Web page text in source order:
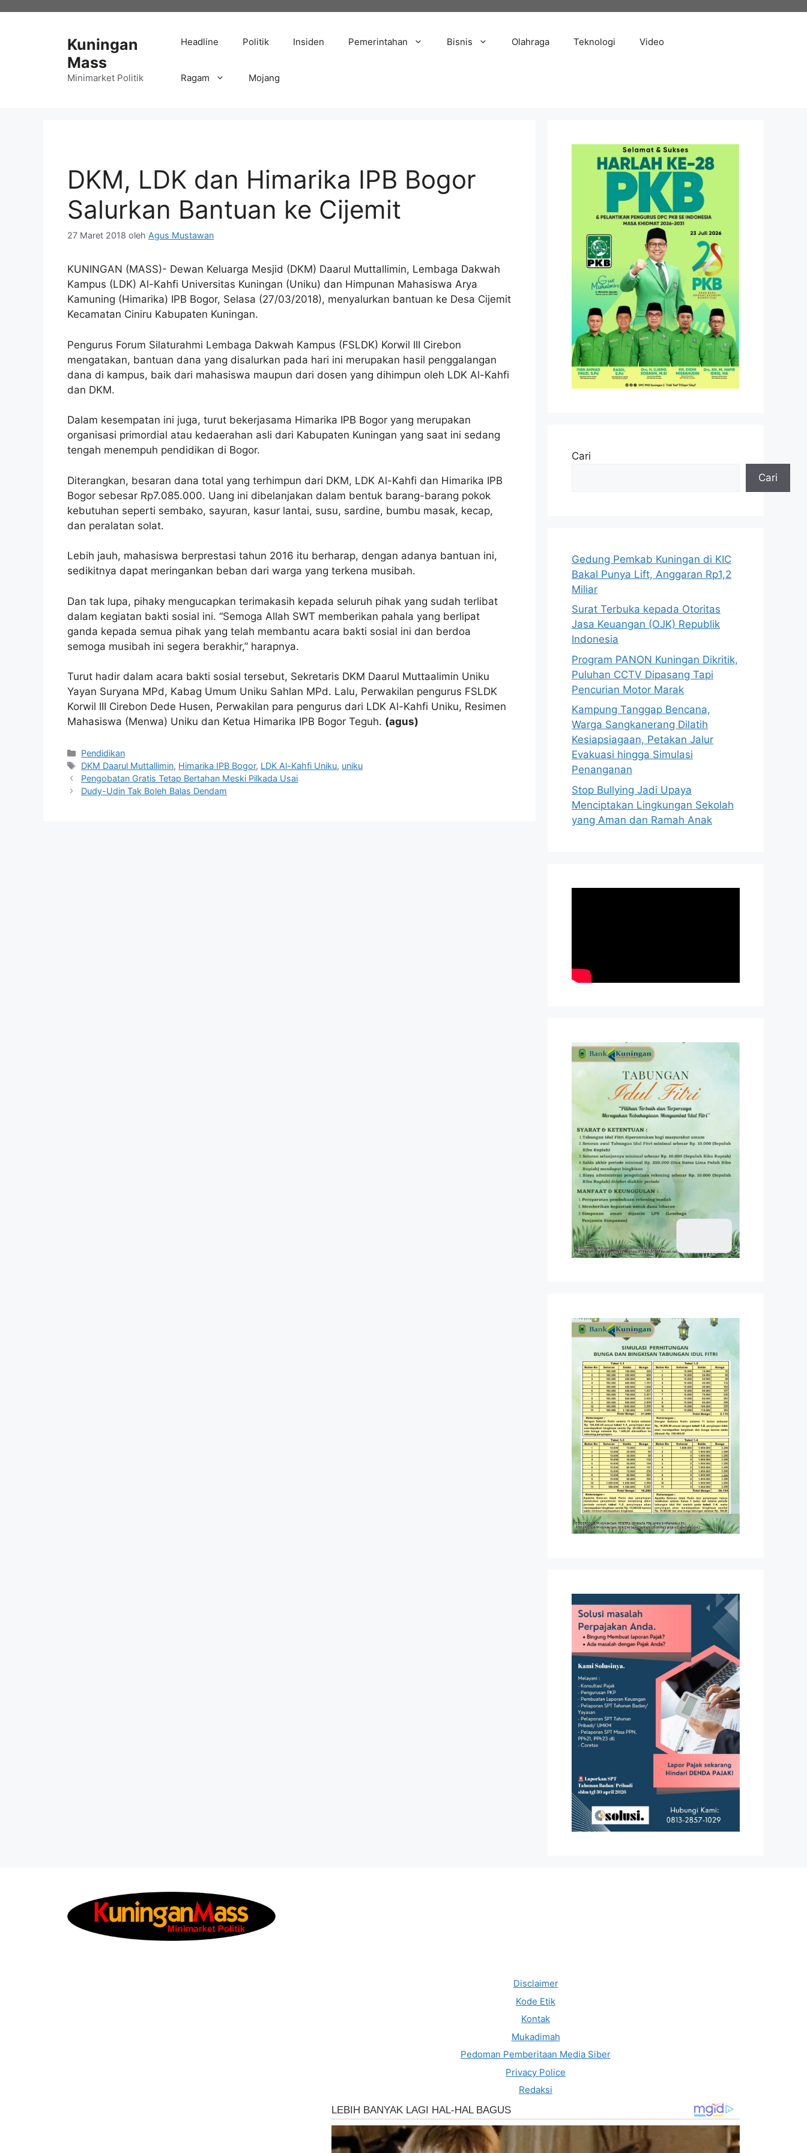
Kuningan
Mass
Minimarket Politik
Headline Politik Insiden Pemerintahan Bisnis Olahraga Teknologi Video
Ragam Mojang
DKM, LDK dan Himarika IPB Bogor
Salurkan Bantuan ke Cijemit
27 Maret 2018 oleh Agus Mustawan
KUNINGAN (MASS)- Dewan Keluarga Mesjid (DKM) Daarul Muttallimin, Lembaga Dakwah
Kampus (LDK) Al-Kahfi Universitas Kuningan (Uniku) dan Himpunan Mahasiswa Arya
Kamuning (Himarika) IPB Bogor, Selasa (27/03/2018), menyalurkan bantuan ke Desa Cijemit
Kecamatan Ciniru Kabupaten Kuningan.
Pengurus Forum Silaturahmi Lembaga Dakwah Kampus (FSLDK) Korwil III Cirebon
mengatakan, bantuan dana yang disalurkan pada hari ini merupakan hasil penggalangan
dana di kampus, baik dari mahasiswa maupun dari dosen yang dihimpun oleh LDK Al-Kahfi
dan DKM.
Dalam kesempatan ini juga, turut bekerjasama Himarika IPB Bogor yang merupakan
organisasi primordial atau kedaerahan asli dari Kabupaten Kuningan yang saat ini sedang
tengah menempuh pendidikan di Bogor.
Diterangkan, besaran dana total yang terhimpun dari DKM, LDK Al-Kahfi dan Himarika IPB
Bogor sebesar Rp7.085.000. Uang ini dibelanjakan dalam bentuk barang-barang pokok
kebutuhan seperti sembako, sayuran, kasur lantai, susu, sardine, bumbu masak, kecap,
dan peralatan solat.
Lebih jauh, mahasiswa berprestasi tahun 2016 itu berharap, dengan adanya bantuan ini,
sedikitnya dapat meringankan beban dari warga yang terkena musibah.
Dan tak lupa, pihaky mengucapkan terimakasih kepada seluruh pihak yang sudah terlibat
dalam kegiatan bakti sosial ini. “Semoga Allah SWT memberikan pahala yang berlipat
ganda kepada semua pihak yang telah membantu acara bakti sosial ini dan berdoa
semoga musibah ini segera berakhir,” harapnya.
Turut hadir dalam acara bakti sosial tersebut, Sekretaris DKM Daarul Muttaalimin Uniku
Yayan Suryana MPd, Kabag Umum Uniku Sahlan MPd. Lalu, Perwakilan pengurus FSLDK
Korwil III Cirebon Dede Husen, Perwakilan para pengurus dari LDK Al-Kahfi Uniku, Resimen
Mahasiswa (Menwa) Uniku dan Ketua Himarika IPB Bogor Teguh. (agus)
Kategori
Pendidikan
Tag
DKM Daarul Muttallimin, Himarika IPB Bogor, LDK Al-Kahfi Uniku, uniku
Pengobatan Gratis Tetap Bertahan Meski Pilkada Usai
Dudy-Udin Tak Boleh Balas Dendam
Cari
Cari
Gedung Pemkab Kuningan di KIC
Bakal Punya Lift, Anggaran Rp1,2
Miliar
Surat Terbuka kepada Otoritas
Jasa Keuangan (OJK) Republik
Indonesia
Program PANON Kuningan Dikritik,
Puluhan CCTV Dipasang Tapi
Pencurian Motor Marak
Kampung Tanggap Bencana,
Warga Sangkanerang Dilatih
Kesiapsiagaan, Petakan Jalur
Evakuasi hingga Simulasi
Penanganan
Stop Bullying Jadi Upaya
Menciptakan Lingkungan Sekolah
yang Aman dan Ramah Anak
Disclaimer
Kode Etik
Kontak
Mukadimah
Pedoman Pemberitaan Media Siber
Privacy Police
Redaksi